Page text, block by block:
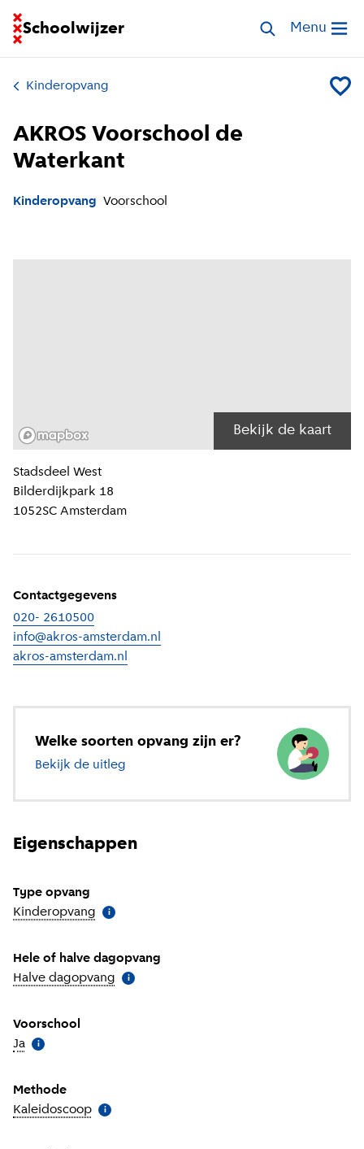
Schoolwijzer
Ga naar homepage van SchoolwijzerZoek opvang
Open
Menu
Kinderopvang Voeg
AKROS Voorschool de
Waterkant
Kinderopvang Voorschool
Bekijk de kaart
Locatiegegevens
Stadsdeel West
Bilderdijkpark 18
1052SC Amsterdam
Contactgegevens
020- 2610500
info@akros-amsterdam.nl
akros-amsterdam.nl
Welke soorten opvang zijn er?
Bekijk de uitleg over verschillende soorten opvang
Eigenschappen
Type opvang
Kinderopvang Meer informatie
i
Hele of halve dagopvang
Halve dagopvang Meer informatie
i
Voorschool
Ja Meer informatie
i
Methode
Kaleidoscoop Meer informatie
i